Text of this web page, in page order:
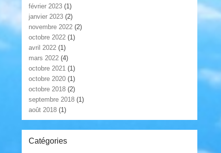
février 2023 (1)
janvier 2023 (2)
novembre 2022 (2)
octobre 2022 (1)
avril 2022 (1)
mars 2022 (4)
octobre 2021 (1)
octobre 2020 (1)
octobre 2018 (2)
septembre 2018 (1)
août 2018 (1)
Catégories